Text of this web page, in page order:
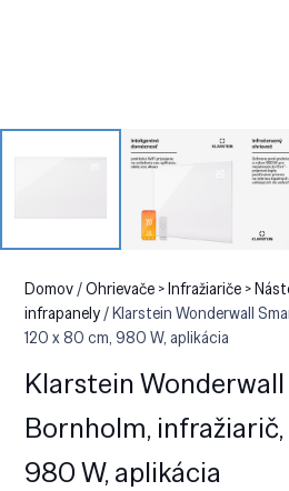
Domov/Ohrievače > Infražiariče >
infrapanely/ Klarstein Wonderwall
120 x 80 cm, 980 W, aplikácia
Klarstein
Bornholm,
980 W, aplikácia